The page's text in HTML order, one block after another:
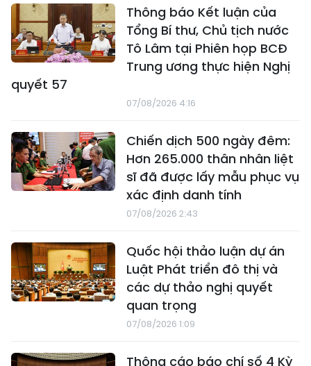
Thông báo Kết luận của
Tổng Bí thư, Chủ tịch nước
Tô Lâm tại Phiên họp BCĐ
Trung ương thực hiện Nghị
quyết 57
07/08/2026 4:16
Chiến dịch 500 ngày đêm:
Hơn 265.000 thân nhân liệt
sĩ đã được lấy mẫu phục vụ
xác định danh tính
07/08/2026 2:43
Quốc hội thảo luận dự án
Luật Phát triển đô thị và
các dự thảo nghị quyết
quan trọng
07/08/2026 1:09
Thông cáo báo chí số 4 Kỳ